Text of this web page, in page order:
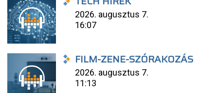
2026. augusztus 7.
16:07
FILM-ZENE-SZÓRAKOZÁS
2026. augusztus 7.
11:13